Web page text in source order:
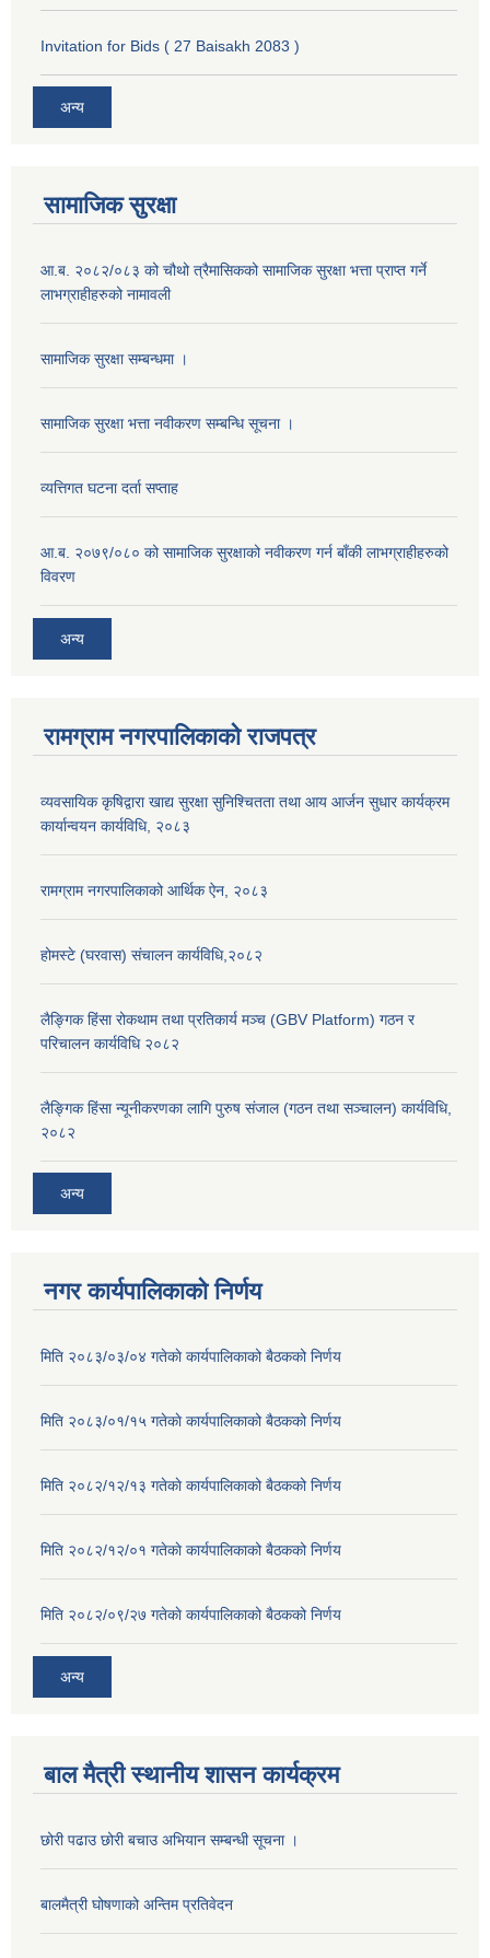
Invitation for Bids ( 27 Baisakh 2083 )
अन्य
सामाजिक सुरक्षा
आ.ब. २०८२/०८३ को चौथो त्रैमासिकको सामाजिक सुरक्षा भत्ता प्राप्त गर्ने
लाभग्राहीहरुको नामावली
सामाजिक सुरक्षा सम्बन्धमा ।
सामाजिक सुरक्षा भत्ता नवीकरण सम्बन्धि सूचना ।
व्यत्तिगत घटना दर्ता सप्ताह
आ.ब. २०७९/०८० को सामाजिक सुरक्षाको नवीकरण गर्न बाँकी लाभग्राहीहरुको
विवरण
अन्य
रामग्राम नगरपालिकाको राजपत्र
व्यवसायिक कृषिद्वारा खाद्य सुरक्षा सुनिश्चितता तथा आय आर्जन सुधार कार्यक्रम
कार्यान्वयन कार्यविधि, २०८३
रामग्राम नगरपालिकाको आर्थिक ऐन, २०८३
होमस्टे (घरवास) संचालन कार्यविधि,२०८२
लैङ्गिक हिंसा रोकथाम तथा प्रतिकार्य मञ्च (GBV Platform) गठन र
परिचालन कार्यविधि २०८२
लैङ्गिक हिंसा न्यूनीकरणका लागि पुरुष संजाल (गठन तथा सञ्चालन) कार्यविधि,
२०८२
अन्य
नगर कार्यपालिकाको निर्णय
मिति २०८३/०३/०४ गतेकाे कार्यपालिकाको बैठकको निर्णय
मिति २०८३/०१/१५ गतेकाे कार्यपालिकाको बैठकको निर्णय
मिति २०८२/१२/१३ गतेकाे कार्यपालिकाको बैठकको निर्णय
मिति २०८२/१२/०१ गतेकाे कार्यपालिकाको बैठकको निर्णय
मिति २०८२/०९/२७ गतेकाे कार्यपालिकाको बैठकको निर्णय
अन्य
बाल मैत्री स्थानीय शासन कार्यक्रम
छोरी पढाउ छोरी बचाउ अभियान सम्बन्धी सूचना ।
बालमैत्री घोषणाको अन्तिम प्रतिवेदन